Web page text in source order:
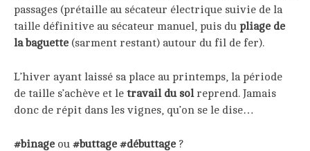
passages (prétaille au sécateur électrique suivie de la
taille définitive au sécateur manuel, puis du pliage de
la baguette (sarment restant) autour du fil de fer).
L’hiver ayant laissé sa place au printemps, la période
de taille s’achève et le travail du sol reprend. Jamais
donc de répit dans les vignes, qu’on se le dise…
#binage ou #buttage #débuttage ?